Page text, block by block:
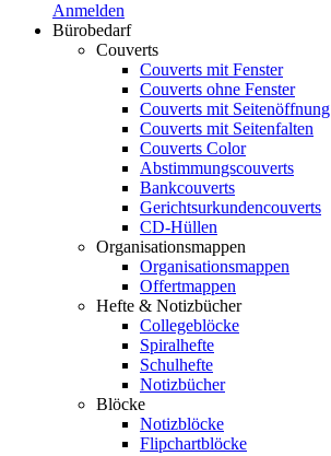
Anmelden
Bürobedarf
Couverts
Couverts mit Fenster
Couverts ohne Fenster
Couverts mit Seitenöffnung
Couverts mit Seitenfalten
Couverts Color
Abstimmungscouverts
Bankcouverts
Gerichtsurkundencouverts
CD-Hüllen
Organisationsmappen
Organisationsmappen
Offertmappen
Hefte & Notizbücher
Collegeblöcke
Spiralhefte
Schulhefte
Notizbücher
Blöcke
Notizblöcke
Flipchartblöcke